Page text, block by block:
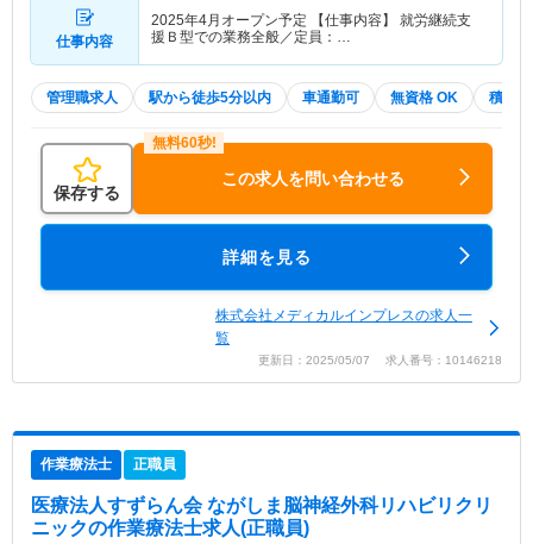
仕事内容
2025年4月オープン予定 【仕事内容】 就労継続支
援Ｂ型での業務全般／定員：…
管理職求人 駅から徒歩5分以内 車通勤可 無資格 OK 積極
保存する
この求人を問い合わせる
詳細を見る
株式会社メディカルインプレスの求人一
覧
更新日：2025/05/07 求人番号：10146218
作業療法士 正職員
医療法人すずらん会 ながしま脳神経外科リハビリクリ
ニックの作業療法士求人(正職員)